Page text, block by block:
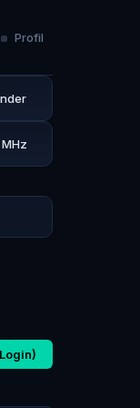
Profil